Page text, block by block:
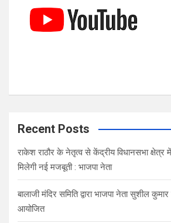
Recent Posts
राकेश राठौर के नेतृत्व से केंद्रीय विधानसभा क्षेत्र
मिलेगी नई मजबूती : भाजपा नेता
बालाजी मंदिर समिति द्वारा भाजपा नेता सुशील
आयोजित